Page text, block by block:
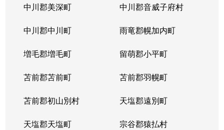
中川郡美深町 中川郡音威子府村
中川郡中川町 雨竜郡幌加内町
増毛郡増毛町 留萌郡小平町
苫前郡苫前町 苫前郡羽幌町
苫前郡初山別村 天塩郡遠別町
天塩郡天塩町 宗谷郡猿払村